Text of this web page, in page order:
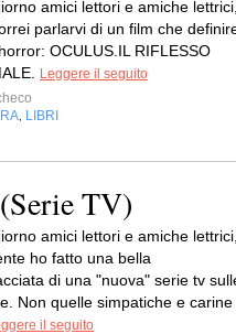
amici lettori e amiche
parlarvi di un film che
OCULUS.IL RIFLESSO
Leggere il seguito
LIBRI
TV)
amici lettori e amiche
ho fatto una bella
di una "nuova" serie tv
Non quelle simpatiche e carine
il seguito